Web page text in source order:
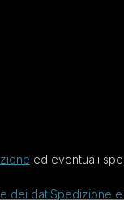
ed eventuali
dei datiSpedizione